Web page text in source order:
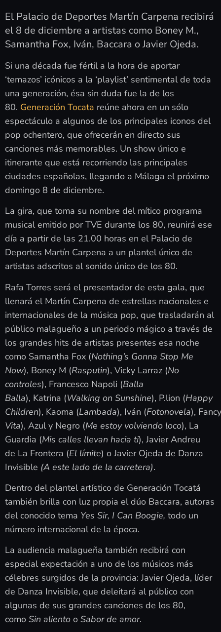
El Palacio de Deportes Martín Carpena recibirá
el 8 de diciembre a artistas como Boney M.,
Samantha Fox, Iván, Baccara o Javier Ojeda.
Si una década fue fértil a la hora de aportar
‘temazos’ icónicos a la ‘playlist’ sentimental de toda
una generación, ésa sin duda fue la de los
80. Generación Tocata reúne ahora en un sólo
espectáculo a algunos de los principales iconos del
pop ochentero, que ofrecerán en directo sus
canciones más memorables. Un show único e
itinerante que está recorriendo las principales
ciudades españolas, llegando a Málaga el próximo
domingo 8 de diciembre.
La gira, que toma su nombre del mítico programa
musical emitido por TVE durante los 80, reunirá ese
día a partir de las 21.00 horas en el Palacio de
Deportes Martín Carpena a un plantel único de
artistas adscritos al sonido único de los 80.
Rafa Torres será el presentador de esta gala, que
llenará el Martín Carpena de estrellas nacionales e
internacionales de la música pop, que trasladarán al
público malagueño a un periodo mágico a través de
los grandes hits de artistas presentes esa noche
como Samantha Fox (Nothing’s Gonna Stop Me
Now), Boney M (Rasputin), Vicky Larraz (No
controles), Francesco Napoli (Balla
Balla), Katrina (Walking on Sunshine), P.lion (Happy
Children), Kaoma (Lambada), Iván (Fotonovela),
Vita), Azul y Negro (Me estoy volviendo loco), La
Guardia (Mis calles llevan hacia ti), Javier Andreu
de La Frontera (El límite) o Javier Ojeda de Danza
Invisible (A este lado de la carretera).
Dentro del plantel artístico de Generación Tocatá
también brilla con luz propia el dúo Baccara, autoras
del conocido tema Yes Sir, I Can Boogie, todo un
número internacional de la época.
La audiencia malagueña también recibirá con
especial expectación a uno de los músicos más
célebres surgidos de la provincia: Javier Ojeda, líder
de Danza Invisible, que deleitará al público con
algunas de sus grandes canciones de los 80,
como Sin aliento o Sabor de amor.